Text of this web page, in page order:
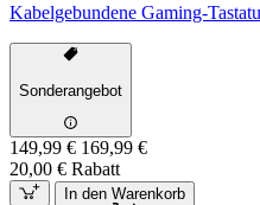
Kabelgebundene Gaming-
Sonderangebot
149,99 € 169,99 €
20,00 € Rabatt
In den Warenkorb